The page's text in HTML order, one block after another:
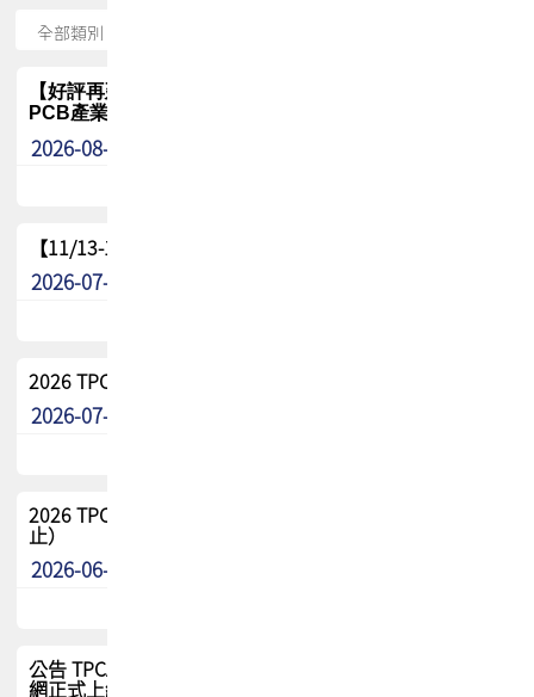
【好評再延長】PCB GPT 全面開放體驗延長到8月!!
PCB產業專屬 AI 知識平台
2026-08-04
【11/13-15】2026 TPCA 百岳登頂_南橫三星
2026-07-22
2026 TPCA中南區會員問卷暨7/31交流餐敘報名
2026-07-08
2026 TPCA健康盃保齡球聯誼賽 熱烈報名中（8/3報名截
止）
2026-06-29
公告 TPCA 台灣電路板協會官網將迎來新面貌，7/1 新官
網正式上線！